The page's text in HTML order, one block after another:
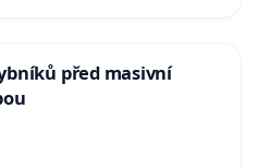
před masivní